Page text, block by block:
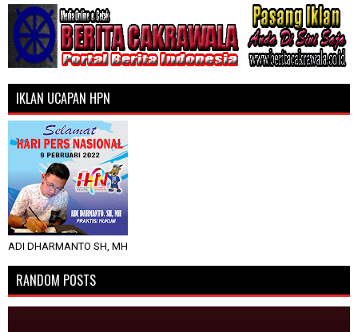
IKLAN UCAPAN HPN
ADI DHARMANTO SH, MH
RANDOM POSTS